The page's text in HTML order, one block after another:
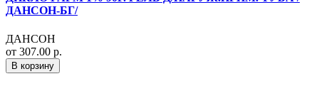
ДАНСОН-БГ/
ДАНСОН
от 307.00 р.
В корзину